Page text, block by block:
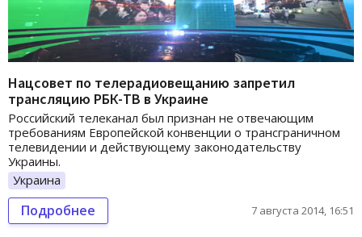
Нацсовет по телерадиовещанию запретил
трансляцию РБК-ТВ в Украине
Российский телеканал был признан не отвечающим
требованиям Европейской конвенции о трансграничном
телевидении и действующему законодательству
Украины.
Украина
Подробнее 7 августа 2014, 16:51